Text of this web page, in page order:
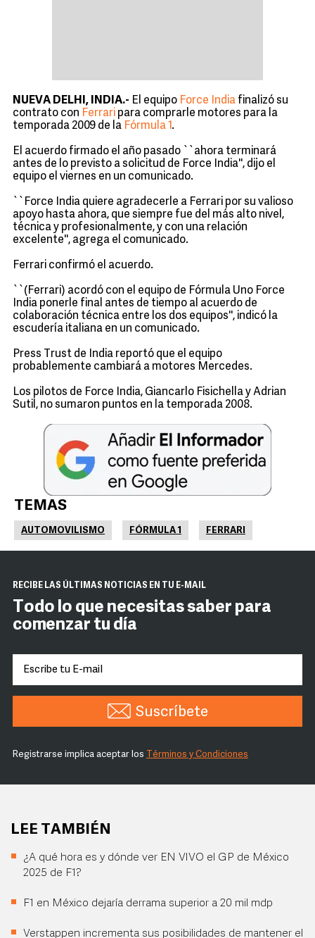
NUEVA DELHI, INDIA.- El equipo Force India finalizó su
contrato con Ferrari para comprarle motores para la
temporada 2009 de la Fórmula 1.
El acuerdo firmado el año pasado ``ahora terminará
antes de lo previsto a solicitud de Force India'', dijo el
equipo el viernes en un comunicado.
``Force India quiere agradecerle a Ferrari por su valioso
apoyo hasta ahora, que siempre fue del más alto nivel,
técnica y profesionalmente, y con una relación
excelente'', agrega el comunicado.
Ferrari confirmó el acuerdo.
``(Ferrari) acordó con el equipo de Fórmula Uno Force
India ponerle final antes de tiempo al acuerdo de
colaboración técnica entre los dos equipos'', indicó la
escudería italiana en un comunicado.
Press Trust de India reportó que el equipo
probablemente cambiará a motores Mercedes.
Los pilotos de Force India, Giancarlo Fisichella y Adrian
Sutil, no sumaron puntos en la temporada 2008.
TEMAS
AUTOMOVILISMO FÓRMULA 1 FERRARI
RECIBE LAS ÚLTIMAS NOTICIAS EN TU E-MAIL
Todo lo que necesitas saber para
comenzar tu día
Suscríbete
Registrarse implica aceptar los Términos y Condiciones
LEE TAMBIÉN
¿A qué hora es y dónde ver EN VIVO el GP de México
2025 de F1?
F1 en México dejaría derrama superior a 20 mil mdp
Verstappen incrementa sus posibilidades de mantener el